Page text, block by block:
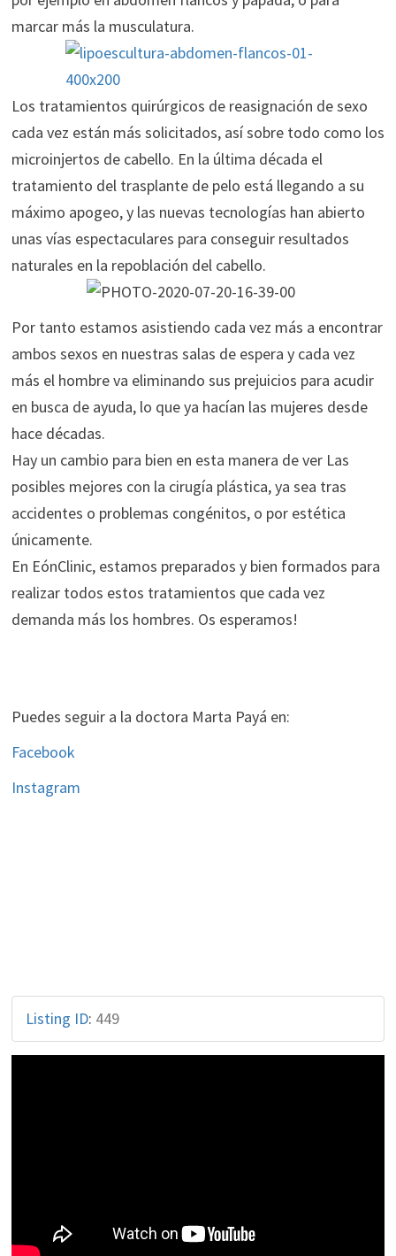
marcar más la musculatura.
Los tratamientos quirúrgicos de reasignación de sexo
cada vez están más solicitados, así sobre todo como los
microinjertos de cabello. En la última década el
tratamiento del trasplante de pelo está llegando a su
máximo apogeo, y las nuevas tecnologías han abierto
unas vías espectaculares para conseguir resultados
naturales en la repoblación del cabello.
Por tanto estamos asistiendo cada vez más a encontrar
ambos sexos en nuestras salas de espera y cada vez
más el hombre va eliminando sus prejuicios para acudir
en busca de ayuda, lo que ya hacían las mujeres desde
hace décadas.
Hay un cambio para bien en esta manera de ver Las
posibles mejores con la cirugía plástica, ya sea tras
accidentes o problemas congénitos, o por estética
únicamente.
En EónClinic, estamos preparados y bien formados para
realizar todos estos tratamientos que cada vez
demanda más los hombres. Os esperamos!
Puedes seguir a la doctora Marta Payá en:
Facebook
Instagram
Listing ID: 449